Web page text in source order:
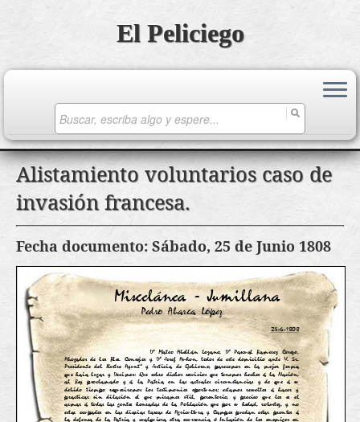
Saltar
contenido
El Peliciego
Alistamiento voluntarios caso de
invasión francesa.
Fecha documento: Sábado, 25 de Junio 1808